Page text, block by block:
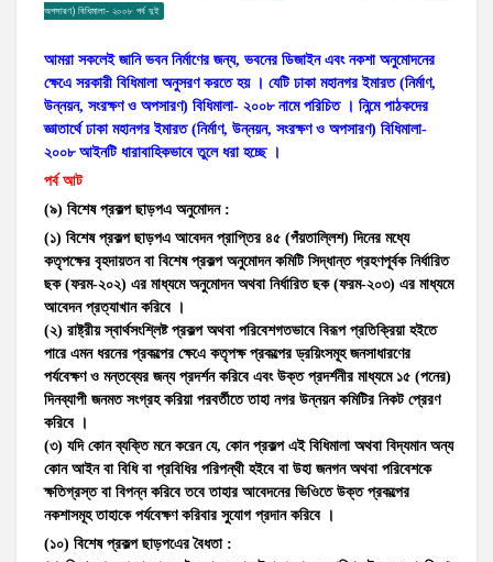
অপসারণ) বিধিমালা- ২০০৮ পর্ব দুই
আমরা সকলেই জানি ভবন নির্মাণের জন্য, ভবনের ডিজাইন এবং নকশা অনুমোদনের
ক্ষেএে সরকারী বিধিমালা অনুসরণ করতে হয় । যেটি ঢাকা মহানগর ইমারত(নির্মাণ,
উন্নয়ন, সংরক্ষণ ও অপসারণ) বিধিমালা- ২০০৮ নামে পরিচিত । নিন্মে পাঠকদের
জ্ঞাতার্থে ঢাকা মহানগর ইমারত (নির্মাণ, উন্নয়ন, সংরক্ষণ ও অপসারণ) বিধিমালা-
২০০৮ আইনটি ধারাবাহিকভাবে তুলে ধরা হচ্ছে ।
পর্ব আট
(৯) বিশেষ প্রকল্প ছাড়পএ অনুমোদন :
(১) বিশেষ প্রকল্প ছাড়পএ আবেদন প্রাপ্তির ৪৫ (পঁয়তাল্লিশ) দিনের মধ্যে
কতৃপক্ষের বৃহদায়তন বা বিশেষ প্রকল্প অনুমোদন কমিটি সিদ্ধান্ত গ্রহণপূর্বক নির্ধারিত
ছক (ফরম-২০২) এর মাধ্যমে অনুমোদন অথবা নির্ধারিত ছক (ফরম-২০৩) এর মাধ্যমে
আবেদন প্রত্যাখান করিবে ।
(২) রাষ্ট্রীয় স্বার্থসংশ্লিষ্ট প্রকল্প অথবা পরিবেশগতভাবে বিরূপ প্রতিক্রিয়া হইতে
পারে এমন ধরনের প্রকল্পের ক্ষেএে কতৃপক্ষ প্রকল্পের ড্রয়িংসমূহ জনসাধারণের
পর্যবেক্ষণ ও মন্তব্যের জন্য প্রদর্শন করিবে এবং উক্ত প্রদর্শনীর মাধ্যমে ১৫ (পনের)
দিনব্যাপী জনমত সংগ্রহ করিয়া পরবর্তীতে তাহা নগর উন্নয়ন কমিটির নিকট প্রেরণ
করিবে ।
(৩) যদি কোন ব্যক্তি মনে করেন যে, কোন প্রকল্প এই বিধিমালা অথবা বিদ্যমান অন্য
কোন আইন বা বিধি বা প্রবিধির পরিপন্থী হইবে বা উহা জনগন অথবা পরিবেশকে
ক্ষতিগ্রস্ত বা বিপন্ন করিবে তবে তাহার আবেদনের ভিওিতে উক্ত প্রকল্পের
নকশাসমূহ তাহাকে পর্যবেক্ষণ করিবার সুযোগ প্রদান করিবে ।
(১০) বিশেষ প্রকল্প ছাড়পএের বৈধতা :